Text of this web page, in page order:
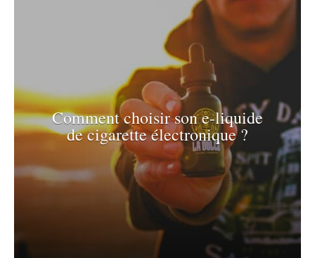
Comment choisir son e-liquide
de cigarette électronique ?